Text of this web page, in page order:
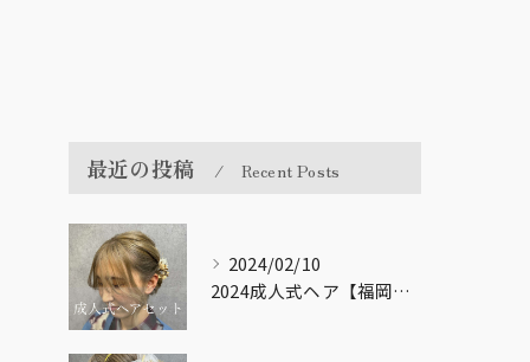
最近の投稿 Recent Posts
2024/02/10
2024成人式ヘア【福岡市南区大橋の美容室LICOL】